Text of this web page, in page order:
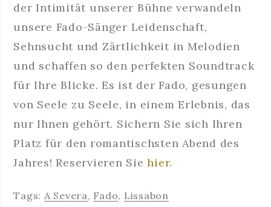
der Intimität unserer Bühne verwandeln
unsere Fado-Sänger Leidenschaft,
Sehnsucht und Zärtlichkeit in Melodien
und schaffen so den perfekten Soundtrack
für Ihre Blicke. Es ist der Fado, gesungen
von Seele zu Seele, in einem Erlebnis, das
nur Ihnen gehört. Sichern Sie sich Ihren
Platz für den romantischsten Abend des
Jahres! Reservieren Siehier.
Tags: A Severa, Fado, Lissabon